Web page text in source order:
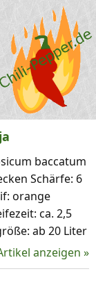
baccatum
Schärfe: 6
orange
ca. 2,5
ab 20 Liter
anzeigen »